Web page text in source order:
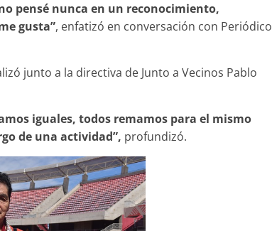
pensé nunca en un reconocimiento,
gusta”, enfatizó en conversación con Periódico
junto a la directiva de Junto a Vecinos Pablo
iguales, todos remamos para el mismo
de una actividad”, profundizó.